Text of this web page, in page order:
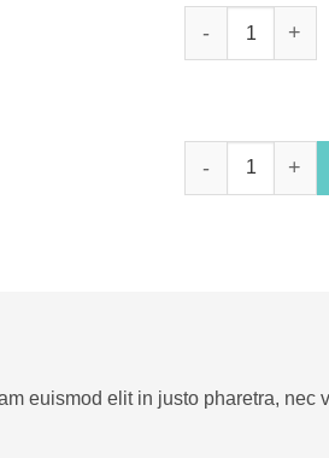
Zinc de Sulfato
euismod elit in justo pharetra, nec